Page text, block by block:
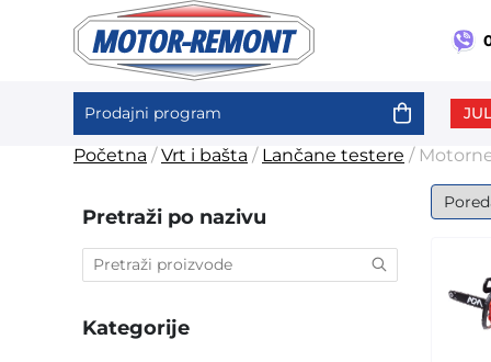
Prodajni program
Početna /Vrt i bašta / Lančane testere /
Pretraži po nazivu
Kategorije